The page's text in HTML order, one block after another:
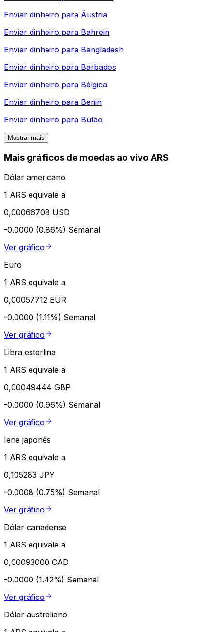
Enviar dinheiro para Áustria
Enviar dinheiro para Bahrein
Enviar dinheiro para Bangladesh
Enviar dinheiro para Barbados
Enviar dinheiro para Bélgica
Enviar dinheiro para Benin
Enviar dinheiro para Butão
Mostrar mais
Mais gráficos de moedas ao vivo ARS
Dólar americano
1 ARS equivale a
0,00066708 USD
-0.0000 (0.86%) Semanal
Ver gráfico
Euro
1 ARS equivale a
0,00057712 EUR
-0.0000 (1.11%) Semanal
Ver gráfico
Libra esterlina
1 ARS equivale a
0,00049444 GBP
-0.0000 (0.96%) Semanal
Ver gráfico
Iene japonês
1 ARS equivale a
0,105283 JPY
-0.0008 (0.75%) Semanal
Ver gráfico
Dólar canadense
1 ARS equivale a
0,00093000 CAD
-0.0000 (1.42%) Semanal
Ver gráfico
Dólar australiano